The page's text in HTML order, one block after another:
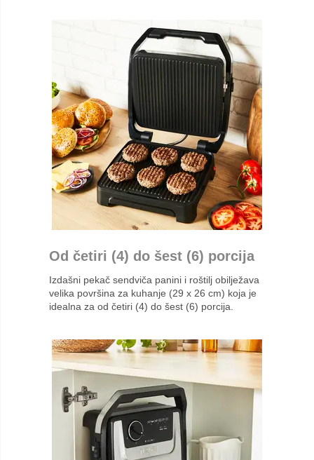
Od četiri (4) do šest (6) porcija
Izdašni pekač sendviča panini i roštilj obilježava
velika površina za kuhanje (29 x 26 cm) koja je
idealna za od četiri (4) do šest (6) porcija.